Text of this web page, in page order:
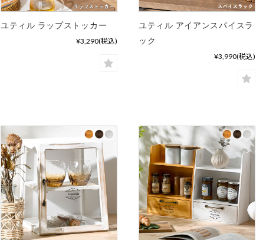
ユティル ラップストッカー
¥3,290(税込)
ユティル アイアンスパイスラ
ック
¥3,990(税込)